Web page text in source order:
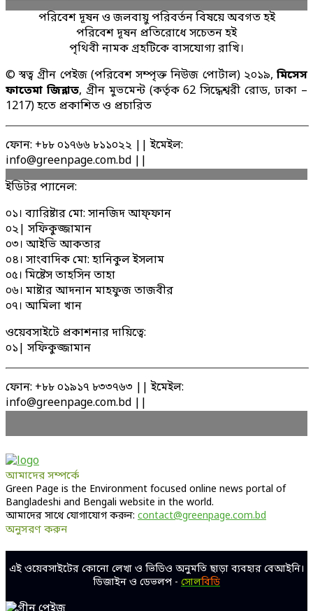
পরিবেশ দূষন ও জলবায়ু পরিবর্তন বিষয়ে অবগত হই
পরিবেশ দূষন প্রতিরোধে সচেতন হই
পৃথিবী নামক গ্রহটিকে বাসযোগ্য রাখি।
© স্বত্ব গ্রীন পেইজ (পরিবেশ সম্পৃক্ত নিউজ পোর্টাল) ২০১৯, মিসেস
ফাতেমা জিন্নাত, গ্রীন মুভমেন্ট (কর্তৃক 62 সিদ্ধেশ্বরী রোড, ঢাকা –
1217) হতে প্রকাশিত ও প্রচারিত
ফোন: +৮৮ ০১৭৬৬ ৮১১০২২ || ইমেইল:
info@greenpage.com.bd ||
ইডিটর প্যানেল:
০১। ব্যারিষ্টার মো: সানজিদ আফ্ফান
০২| সফিকুজ্জামান
০৩। আইভি আকতার
০৪। সাংবাদিক মো: হানিকুল ইসলাম
০৫। মিষ্টেস তাহসিন তাহা
০৬। মাষ্টার আদনান মাহফুজ তাজবীর
০৭। আমিলা খান
ওয়েবসাইটে প্রকাশনার দায়িত্বে:
০১| সফিকুজ্জামান
ফোন: +৮৮ ০১৯১৭ ৮৩৩৭৬৩ || ইমেইল:
info@greenpage.com.bd ||
আমাদের সম্পর্কে
Green Page is the Environment focused online news portal of
Bangladeshi and Bengali website in the world.
আমাদের সাথে যোগাযোগ করুন: contact@greenpage.com.bd
অনুসরণ করুন
এই ওয়েবসাইটের কোনো লেখা ও ভিডিও অনুমতি ছাড়া ব্যবহার বেআইনি।
ডিজাইন ও ডেভলপ - সোলবিডি